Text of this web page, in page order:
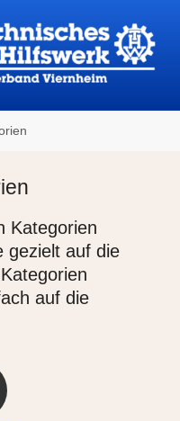
Kategorien
gezielt auf die
auf die